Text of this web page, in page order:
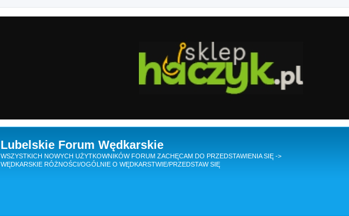
Lubelskie Forum Wędkarskie
WSZYSTKICH NOWYCH UŻYTKOWNIKÓW FORUM ZACHĘCAM DO PRZEDSTAWIENIA SIĘ ->
WĘDKARSKIE RÓŻNOŚCI/OGÓLNIE O WĘDKARSTWIE/PRZEDSTAW SIĘ